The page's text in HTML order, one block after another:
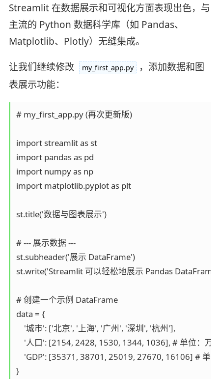
Streamlit 在数据展示和可视化方面表现出色，与
主流的 Python 数据科学库（如 Pandas、
Matplotlib、Plotly）无缝集成。
让我们继续修改
my_first_app.py
，添加数据和图
表展示功能：
# my_first_app.py (再次更新版)
import streamlit as st
import pandas as pd
import numpy as np
import matplotlib.pyplot as plt
st.title('数据与图表展示')
# --- 展示数据 ---
st.subheader('展示 DataFrame')
st.write('Streamlit 可以轻松地展示 Pandas DataFrame
# 创建一个示例 DataFrame
data = {
    '城市': ['北京', '上海', '广州', '深圳', '杭州'],
'人口': [2154, 2428, 1530, 1344, 1036], # 单位：万
'GDP': [35371, 38701, 25019, 27670, 16106] # 单
}